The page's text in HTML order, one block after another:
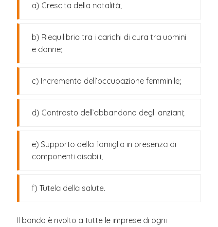
a) Crescita della natalità;
b) Riequilibrio tra i carichi di cura tra uomini
e donne;
c) Incremento dell’occupazione femminile;
d) Contrasto dell’abbandono degli anziani;
e) Supporto della famiglia in presenza di
componenti disabili;
f) Tutela della salute.
Il bando è rivolto a tutte le imprese di ogni